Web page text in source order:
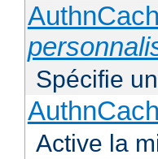
Spécifie
Active la